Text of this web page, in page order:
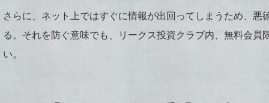
さらに、ネット上ではすぐに情報が出回ってしまうため、
る。それを防ぐ意味でも、リークス投資クラブ内、無料会
い。